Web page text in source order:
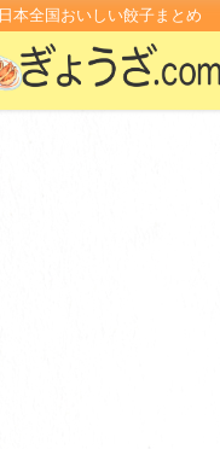
日本全国おいしい餃子まとめ